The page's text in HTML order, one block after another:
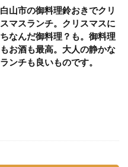
白山市の御料理鈴おきでクリ
スマスランチ。クリスマスに
ちなんだ御料理？も。御料理
もお酒も最高。大人の静かな
ランチも良いものです。